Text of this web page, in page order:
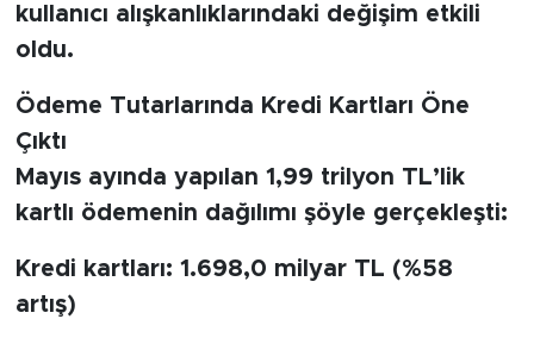
kullanıcı alışkanlıklarındaki değişim etkili
oldu.
Ödeme Tutarlarında Kredi Kartları Öne
Çıktı
Mayıs ayında yapılan 1,99 trilyon TL’lik
kartlı ödemenin dağılımı şöyle gerçekleşti:
Kredi kartları: 1.698,0 milyar TL (%58
artış)